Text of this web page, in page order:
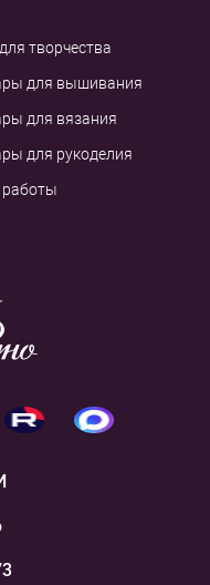
творчества
для вышивания
для вязания
для рукоделия
работы